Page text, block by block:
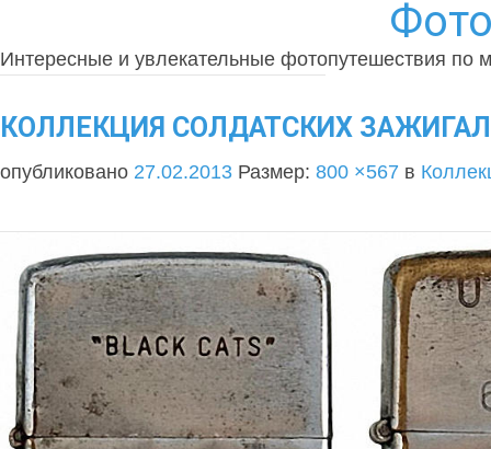
Интересные и увлекательные фотопутешествия по
КОЛЛЕКЦИЯ СОЛДАТСКИХ
опубликовано 27.02.2013 Размер: 800 ×567 в